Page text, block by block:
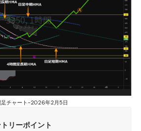
足チャート-2026年2月5日
リーポイント